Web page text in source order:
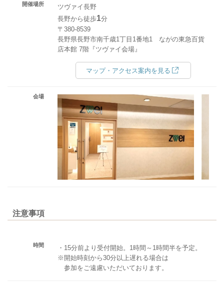
開催場所
ツヴァイ長野
長野から徒歩1分
〒380-8539
長野県長野市南千歳1丁目1番地1 ながの東急百貨
店本館 7階『ツヴァイ会場』
マップ・アクセス案内を見る
会場
注意事項
時間
・15分前より受付開始。1時間～1時間半を予定。
※開始時刻から30分以上遅れる場合は
参加をご遠慮いただいております。